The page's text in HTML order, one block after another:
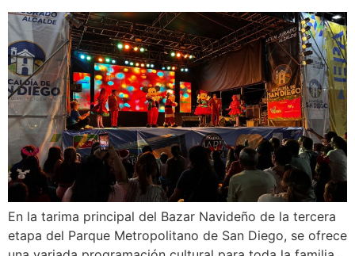
En la tarima principal del Bazar Navideño de la tercera
etapa del Parque Metropolitano de San Diego, se ofrece